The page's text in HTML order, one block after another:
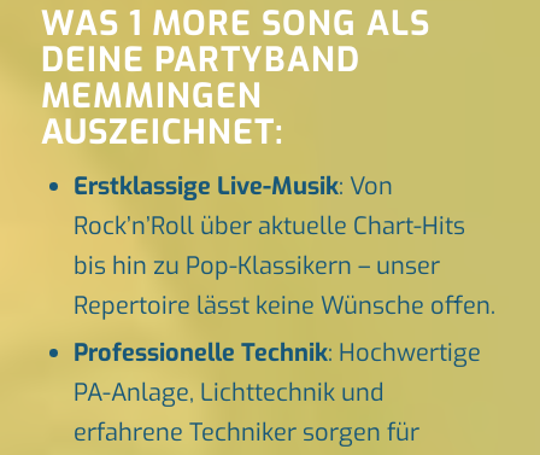
WAS 1 MORE SONG ALS
DEINE PARTYBAND
MEMMINGEN
AUSZEICHNET:
Erstklassige Live-Musik: Von
Rock’n’Roll über aktuelle Chart-Hits
bis hin zu Pop-Klassikern – unser
Repertoire lässt keine Wünsche offen.
Professionelle Technik: Hochwertige
PA-Anlage, Lichttechnik und
erfahrene Techniker sorgen für